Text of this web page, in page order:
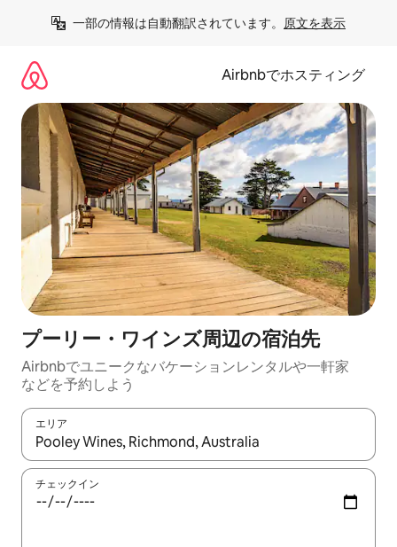
一部の情報は自動翻訳されています。 原文を表示
Airbnbでホスティング
プーリー・ワインズ⁠周⁠辺⁠の宿⁠泊⁠先
Airbnbでユニークなバ⁠ケ⁠ー⁠シ⁠ョ⁠ンレ⁠ン⁠タ⁠ルや一⁠軒⁠家
な⁠ど⁠を予⁠約⁠し⁠よ⁠う
エリア
検索結果が表示されたら、上下の矢印キーを使って移動するか
チェックイン